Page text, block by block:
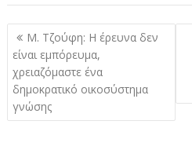
Πλοήγηση
άρθρων
Μ. Τζούφη: Η έρευνα δεν
είναι εμπόρευμα,
χρειαζόμαστε ένα
δημοκρατικό οικοσύστημα
γνώσης